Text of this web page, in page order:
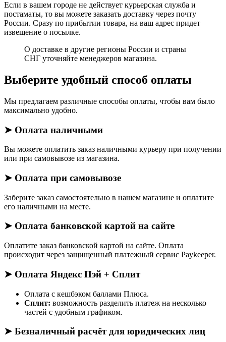
Если в вашем городе не действует курьерская служба и
постаматы, то вы можете заказать доставку через почту
России. Сразу по прибытии товара, на ваш адрес придет
извещение о посылке.
О доставке в другие регионы России и страны
СНГ уточняйте менеджеров магазина.
Выберите удобный способ оплаты
Мы предлагаем различные способы оплаты, чтобы вам было
максимально удобно.
➤ Оплата наличными
Вы можете оплатить заказ наличными курьеру при получении
или при самовывозе из магазина.
➤ Оплата при самовывозе
Заберите заказ самостоятельно в нашем магазине и оплатите
его наличными на месте.
➤ Оплата банковской картой на сайте
Оплатите заказ банковской картой на сайте. Оплата
происходит через защищенный платежный сервис Paykeeper.
➤ Оплата Яндекс Пэй + Сплит
Оплата с кешбэком баллами Плюса.
Сплит: возможность разделить платеж на несколько
частей с удобным графиком.
➤ Безналичный расчёт для юридических лиц